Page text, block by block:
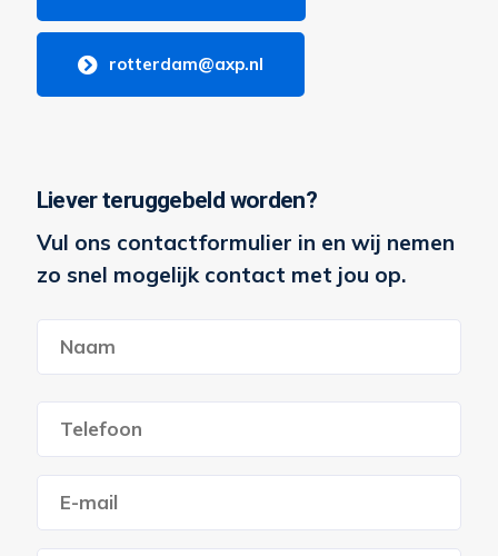
rotterdam@axp.nl
Liever teruggebeld worden?
Vul ons contactformulier in en wij nemen
zo snel mogelijk contact met jou op.
Telefoon
mailadres